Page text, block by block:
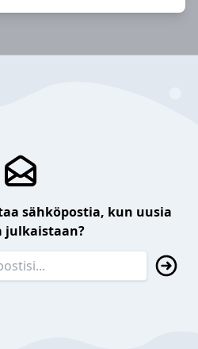
sähköpostia, kun uusia
julkaistaan?